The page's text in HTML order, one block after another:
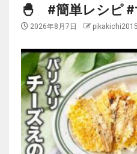
🐣 #簡単レシピ #
2026年8月7日